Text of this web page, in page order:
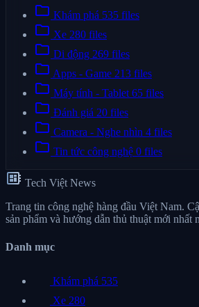
folder Khám phá 535 files
folder Xe 280 files
folder Di động 269 files
folder Apps - Game 213 files
folder Máy tính - Tablet 65 files
folder Đánh giá 20 files
folder Camera - Nghe nhìn 4 files
folder Tin tức công nghệ 0 files
developer_board Tech Việt News
Trang tin công nghệ hàng đầu Việt Nam.
sản phẩm và hướng dẫn thủ thuật mới nhất
Danh mục
Khám phá 535
Xe 280